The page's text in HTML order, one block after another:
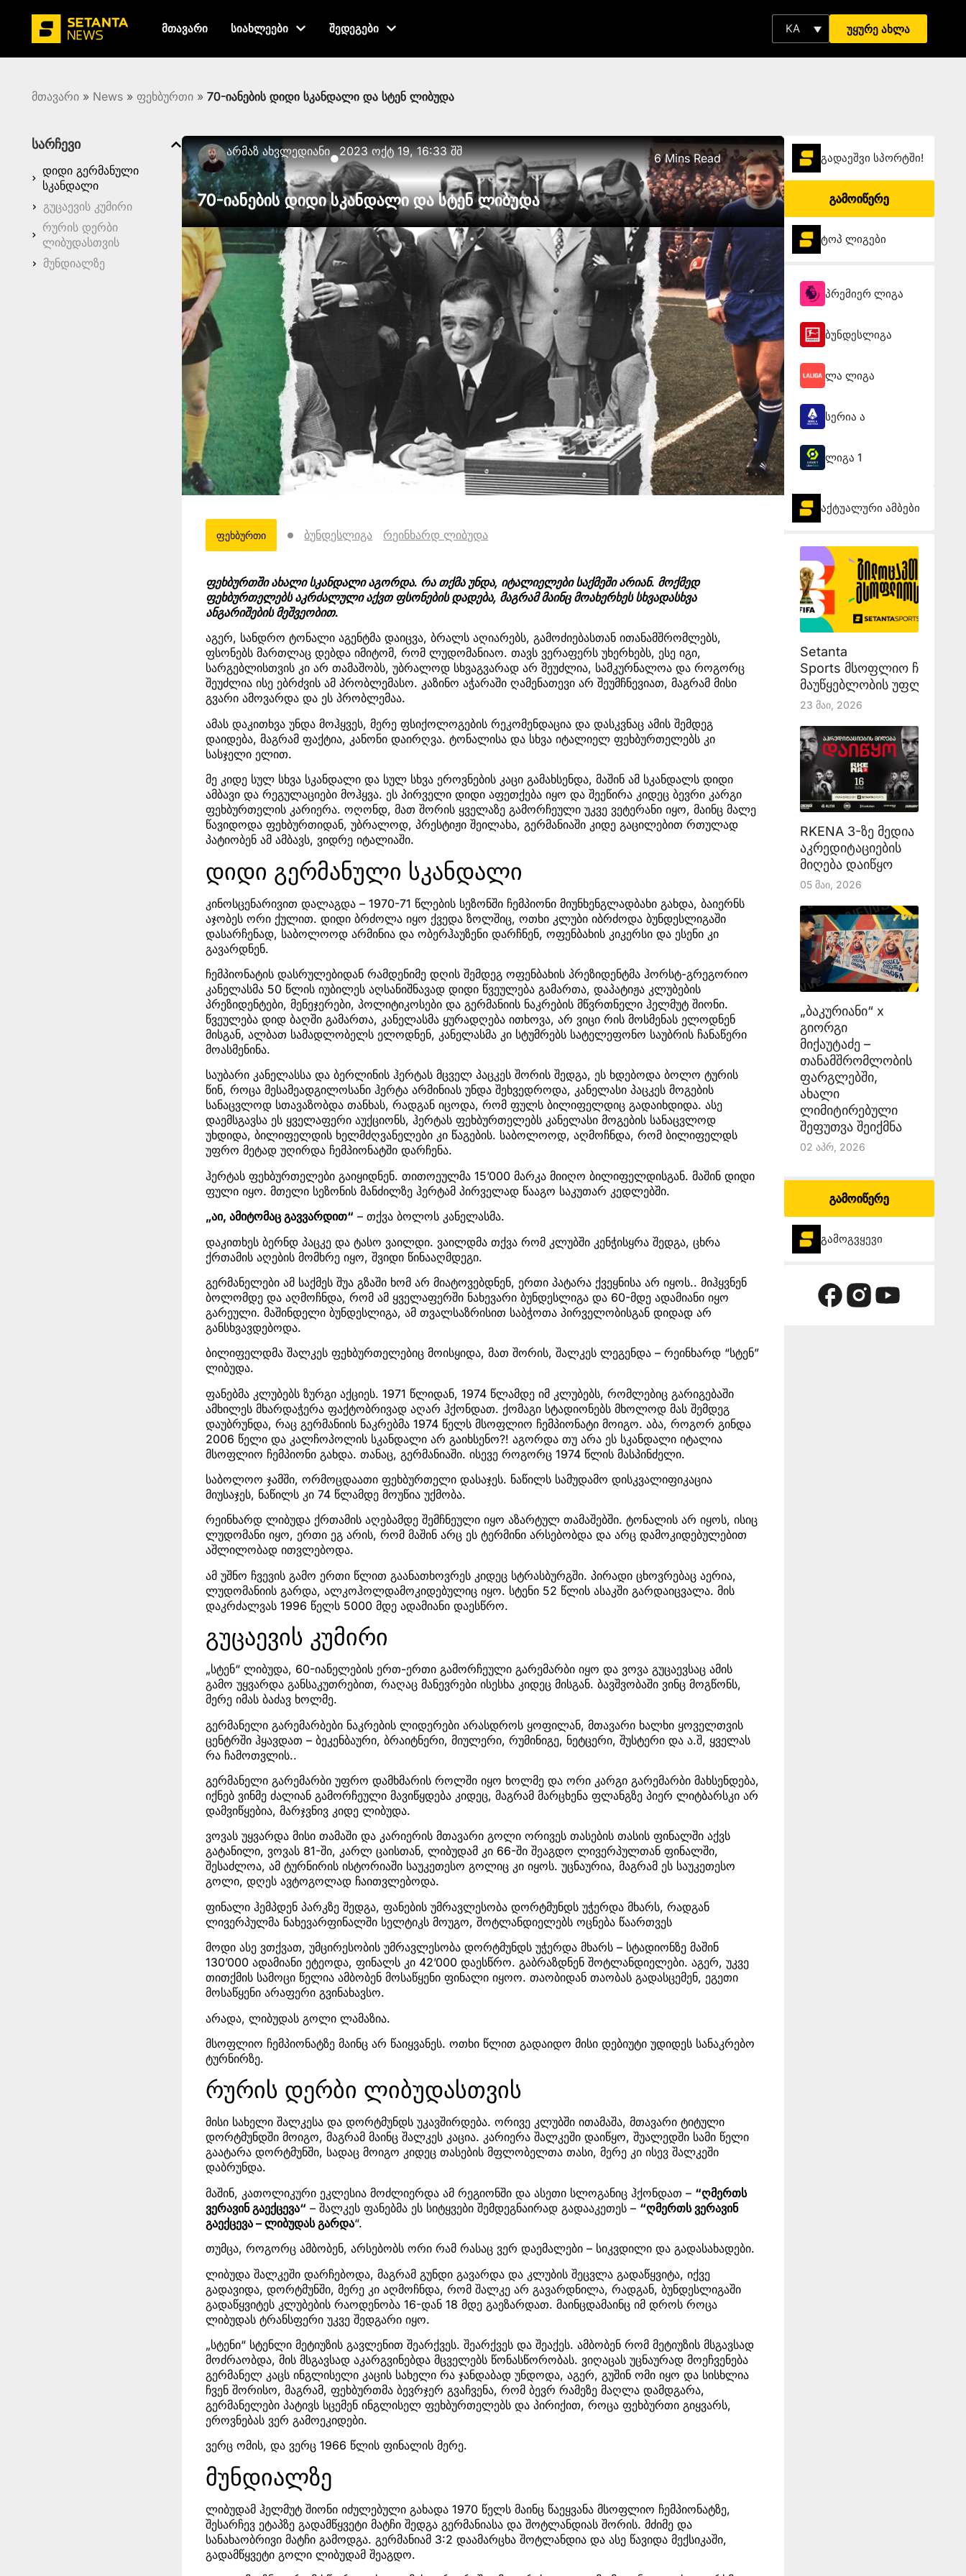
მთავარი სიახლეები შედეგები KA უყურე ახლა
მთავარი » News » ფეხბურთი » 70-იანების დიდი სკანდალი და სტენ ლიბუდა
სარჩევი
დიდი გერმანული
სკანდალი
გუცაევის კუმირი
რურის დერბი
ლიბუდასთვის
მუნდიალზე
Არმაზ Ახვლედიანი●2023 ოქტ 19, 16:33 შშ 6 Mins Read
70-იანების დიდი სკანდალი და სტენ ლიბუდა
ფეხბურთი ბუნდესლიგა რეინხარდ ლიბუდა
ფეხბურთში ახალი სკანდალი აგორდა. რა თქმა უნდა, იტალიელები საქმეში არიან. მოქმედ
ფეხბურთელებს აკრძალული აქვთ ფსონების დადება, მაგრამ მაინც მოახერხეს სხვადასხვა
ანგარიშების მეშვეობით.
აგერ, სანდრო ტონალი აგენტმა დაიცვა, ბრალს აღიარებს, გამოძიებასთან ითანამშრომლებს,
ფსონებს მართლაც დებდა იმიტომ, რომ ლუდომანიაო. თავს ვერაფერს უხერხებს, ესე იგი,
სარგებლისთვის კი არ თამაშობს, უბრალოდ სხვაგვარად არ შეუძლია, სამკურნალოა და როგორც
შეუძლია ისე ებრძვის ამ პრობლემასო. კაზინო აჭარაში ღამენათევი არ შეუმჩნევიათ, მაგრამ მისი
გვარი ამოვარდა და ეს პრობლემაა.
ამას დაკითხვა უნდა მოჰყვეს, მერე ფსიქოლოგების რეკომენდაცია და დასკვნაც ამის შემდეგ
დაიდება, მაგრამ ფაქტია, კანონი დაირღვა. ტონალისა და სხვა იტალიელ ფეხბურთელებს კი
სასჯელი ელით.
მე კიდე სულ სხვა სკანდალი და სულ სხვა ეროვნების კაცი გამახსენდა, მაშინ ამ სკანდალს დიდი
ამბავი და რეგულაციები მოჰყვა. ეს პირველი დიდი აფეთქება იყო და შეეწირა კიდეც ბევრი კარგი
ფეხბურთელის კარიერა. ოღონდ, მათ შორის ყველაზე გამორჩეული უკვე ვეტერანი იყო, მაინც მალე
წავიდოდა ფეხბურთიდან, უბრალოდ, პრესტიჟი შეილახა, გერმანიაში კიდე გაცილებით რთულად
პატიობენ ამ ამბავს, ვიდრე იტალიაში.
დიდი გერმანული სკანდალი
კინოსცენარივით დალაგდა – 1970-71 წლების სეზონში ჩემპიონი მიუნხენგლადბახი გახდა, ბაიერნს
აჯობეს ორი ქულით. დიდი ბრძოლა იყო ქვედა ზოლშიც, ოთხი კლუბი იბრძოდა ბუნდესლიგაში
დასარჩენად, საბოლოოდ არმინია და ობერჰაუზენი დარჩნენ, ოფენბახის კიკერსი და ესენი კი
გავარდნენ.
ჩემპიონატის დასრულებიდან რამდენიმე დღის შემდეგ ოფენბახის პრეზიდენტმა ჰორსტ-გრეგორიო
კანელასმა 50 წლის იუბილეს აღსანიშნავად დიდი წვეულება გამართა, დაპატიჟა კლუბების
პრეზიდენტები, მენეჯერები, პოლიტიკოსები და გერმანიის ნაკრების მწვრთნელი ჰელმუტ შიონი.
წვეულება დიდ ბაღში გამართა, კანელასმა ყურადღება ითხოვა, არ ვიცი რის მოსმენას ელოდნენ
მისგან, ალბათ სამადლობელს ელოდნენ, კანელასმა კი სტუმრებს სატელეფონო საუბრის ჩანაწერი
მოასმენინა.
საუბარი კანელასსა და ბერლინის ჰერტას მცველ პაცკეს შორის შედგა, ეს ხდებოდა ბოლო ტურის
წინ, როცა მესამეადგილოსანი ჰერტა არმინიას უნდა შეხვედროდა, კანელასი პაცკეს მოგების
სანაცვლოდ სთავაზობდა თანხას, რადგან იცოდა, რომ ფულს ბილიფელდიც გადაიხდიდა. ასე
დაემსგავსა ეს ყველაფერი აუქციონს, ჰერტას ფეხბურთელებს კანელასი მოგების სანაცვლოდ
უხდიდა, ბილიფელდის ხელმძღვანელები კი წაგების. საბოლოოდ, აღმოჩნდა, რომ ბილიფელდს
უფრო მეტად უღირდა ჩემპიონატში დარჩენა.
ჰერტას ფეხბურთელები გაიყიდნენ. თითოეულმა 15’000 მარკა მიიღო ბილიფელდისგან. მაშინ დიდი
ფული იყო. მთელი სეზონის მანძილზე ჰერტამ პირველად წააგო საკუთარ კედლებში.
„აი, ამიტომაც გავვარდით“ – თქვა ბოლოს კანელასმა.
დაკითხეს ბერნდ პაცკე და ტასო ვაილდი. ვაილდმა თქვა რომ კლუბში კენჭისყრა შედგა, ცხრა
ქრთამის აღების მომხრე იყო, შვიდი წინააღმდეგი.
გერმანელები ამ საქმეს შუა გზაში ხომ არ მიატოვებდნენ, ერთი პატარა ქვეყნისა არ იყოს.. მიჰყვნენ
ბოლომდე და აღმოჩნდა, რომ ამ ყველაფერში ნახევარი ბუნდესლიგა და 60-მდე ადამიანი იყო
გარეული. მაშინდელი ბუნდესლიგა, ამ თვალსაზრისით საბჭოთა პირველობისგან დიდად არ
განსხვავდებოდა.
ბილიფელდმა შალკეს ფეხბურთელებიც მოისყიდა, მათ შორის, შალკეს ლეგენდა – რეინხარდ “სტენ”
ლიბუდა.
ფანებმა კლუბებს ზურგი აქციეს. 1971 წლიდან, 1974 წლამდე იმ კლუბებს, რომლებიც გარიგებაში
ამხილეს მხარდაჭერა ფაქტობრივად აღარ ჰქონდათ. ქომაგი სტადიონებს მხოლოდ მას შემდეგ
დაუბრუნდა, რაც გერმანიის ნაკრებმა 1974 წელს მსოფლიო ჩემპიონატი მოიგო. აბა, როგორ გინდა
2006 წელი და კალჩოპოლის სკანდალი არ გაიხსენო?! აგორდა თუ არა ეს სკანდალი იტალია
მსოფლიო ჩემპიონი გახდა. თანაც, გერმანიაში. ისევე როგორც 1974 წლის მასპინძელი.
საბოლოო ჯამში, ორმოცდაათი ფეხბურთელი დასაჯეს. ნაწილს სამუდამო დისკვალიფიკაცია
მიუსაჯეს, ნაწილს კი 74 წლამდე მოუწია უქმობა.
რეინხარდ ლიბუდა ქრთამის აღებამდე შემჩნეული იყო აზარტულ თამაშებში. ტონალის არ იყოს, ისიც
ლუდომანი იყო, ერთი ეგ არის, რომ მაშინ არც ეს ტერმინი არსებობდა და არც დამოკიდებულებით
აშლილობად ითვლებოდა.
ამ უშნო ჩვევის გამო ერთი წლით გაანათხოვრეს კიდეც სტრასბურგში. პირადი ცხოვრებაც აერია,
ლუდომანიის გარდა, ალკოჰოლდამოკიდებულიც იყო. სტენი 52 წლის ასაკში გარდაიცვალა. მის
დაკრძალვას 1996 წელს 5000 მდე ადამიანი დაესწრო.
გუცაევის კუმირი
„სტენ“ ლიბუდა, 60-იანელების ერთ-ერთი გამორჩეული გარემარბი იყო და ვოვა გუცაევსაც ამის
გამო უყვარდა განსაკუთრებით, რაღაც მანევრები ისესხა კიდეც მისგან. ბავშვობაში ვინც მოგწონს,
მერე იმას ბაძავ ხოლმე.
გერმანელი გარემარბები ნაკრების ლიდერები არასდროს ყოფილან, მთავარი ხალხი ყოველთვის
ცენტრში ჰყავდათ – ბეკენბაური, ბრაიტნერი, მიულერი, რუმინიგე, ნეტცერი, შუსტერი და ა.შ, ყველას
რა ჩამოთვლის..
გერმანელი გარემარბი უფრო დამხმარის როლში იყო ხოლმე და ორი კარგი გარემარბი მახსენდება,
იქნებ ვინმე ძალიან გამორჩეული მავიწყდება კიდეც, მაგრამ მარცხენა ფლანგზე პიერ ლიტბარსკი არ
დამვიწყებია, მარჯვნივ კიდე ლიბუდა.
ვოვას უყვარდა მისი თამაში და კარიერის მთავარი გოლი ორივეს თასების თასის ფინალში აქვს
გატანილი, ვოვას 81-ში, კარლ ცაისთან, ლიბუდამ კი 66-ში შეაგდო ლივერპულთან ფინალში,
შესაძლოა, ამ ტურნირის ისტორიაში საუკეთესო გოლიც კი იყოს. უცნაურია, მაგრამ ეს საუკეთესო
გოლი, დღეს ავტოგოლად ჩაითვლებოდა.
ფინალი ჰემპდენ პარკზე შედგა, ფანების უმრავლესობა დორტმუნდს უჭერდა მხარს, რადგან
ლივერპულმა ნახევარფინალში სელტიკს მოუგო, შოტლანდიელებს ოცნება წაართვეს
მოდი ასე ვთქვათ, უმცირესობის უმრავლესობა დორტმუნდს უჭერდა მხარს – სტადიონზე მაშინ
130’000 ადამიანი ეტეოდა, ფინალს კი 42’000 დაესწრო. გაბრაზდნენ შოტლანდიელები. აგერ, უკვე
თითქმის სამოცი წელია ამბობენ მოსაწყენი ფინალი იყოო. თაობიდან თაობას გადასცემენ, ეგეთი
მოსაწყენი არაფერი გვინახავსო.
არადა, ლიბუდას გოლი ლამაზია.
მსოფლიო ჩემპიონატზე მაინც არ წაიყვანეს. ოთხი წლით გადაიდო მისი დებიუტი უდიდეს სანაკრებო
ტურნირზე.
რურის დერბი ლიბუდასთვის
მისი სახელი შალკესა და დორტმუნდს უკავშირდება. ორივე კლუბში ითამაშა, მთავარი ტიტული
დორტმუნდში მოიგო, მაგრამ მაინც შალკეს კაცია. კარიერა შალკეში დაიწყო, შუალედში სამი წელი
გაატარა დორტმუნში, სადაც მოიგო კიდეც თასების მფლობელთა თასი, მერე კი ისევ შალკეში
დაბრუნდა.
მაშინ, კათოლიკური ეკლესია მოძლიერდა ამ რეგიონში და ასეთი სლოგანიც ჰქონდათ – “ღმერთს
ვერავინ გაექცევა“ – შალკეს ფანებმა ეს სიტყვები შემდეგნაირად გადააკეთეს – “ღმერთს ვერავინ
გაექცევა – ლიბუდას გარდა“.
თუმცა, როგორც ამბობენ, არსებობს ორი რამ რასაც ვერ დაემალები – სიკვდილი და გადასახადები.
ლიბუდა შალკეში დარჩებოდა, მაგრამ გუნდი გავარდა და კლუბის შეცვლა გადაწყვიტა, იქვე
გადავიდა, დორტმუნში, მერე კი აღმოჩნდა, რომ შალკე არ გავარდნილა, რადგან, ბუნდესლიგაში
გადაწყვიტეს კლუბების რაოდენობა 16-დან 18 მდე გაეზარდათ. მაინცდამაინც იმ დროს როცა
ლიბუდას ტრანსფერი უკვე შედგარი იყო.
„სტენი“ სტენლი მეტიუზის გავლენით შეარქვეს. შეარქვეს და შეაქეს. ამბობენ რომ მეტიუზის მსგავსად
მოძრაობდა, მის მსგავსად აკარგვინებდა მცველებს წონასწორობას. ვიღაცას უცნაურად მოეჩვენება
გერმანელ კაცს ინგლისელი კაცის სახელი რა ჯანდაბად უნდოდა, აგერ, გუშინ ომი იყო და სისხლია
ჩვენ შორისო, მაგრამ, ფეხბურთმა ბევრჯერ გვაჩვენა, რომ ბევრ რამეზე მაღლა დამდგარა,
გერმანელები პატივს სცემენ ინგლისელ ფეხბურთელებს და პირიქით, როცა ფეხბურთი გიყვარს,
ეროვნებას ვერ გამოეკიდები.
ვერც ომის, და ვერც 1966 წლის ფინალის მერე.
მუნდიალზე
ლიბუდამ ჰელმუტ შიონი იძულებული გახადა 1970 წელს მაინც წაეყვანა მსოფლიო ჩემპიონატზე,
შესარჩევ ეტაპზე გადამწყვეტი მატჩი შედგა გერმანიასა და შოტლანდიას შორის. მძიმე და
სანახაობრივი მატჩი გამოდგა. გერმანიამ 3:2 დაამარცხა შოტლანდია და ასე წავიდა მექსიკაში,
გადამწყვეტი გოლი ლიბუდამ შეაგდო.
გადაეშვი სპორტში!
გამოიწერე
ტოპ ლიგები
პრემიერ ლიგა
ბუნდესლიგა
ლა ლიგა
სერია ა
ლიგა 1
აქტუალური ამბები
Setanta
Sports მსოფლიო
მაუწყებლობის უფლებას
23 Მაი, 2026
RKENA 3-ზე მედია
აკრედიტაციების
მიღება დაიწყო
05 Მაი, 2026
„ბაკურიანი“ x
გიორგი
მიქაუტაძე –
თანამშრომლობის
ფარგლებში,
ახალი
ლიმიტირებული
შეფუთვა შეიქმნა
02 Აპრ, 2026
გამოიწერე
გამოგვყევი